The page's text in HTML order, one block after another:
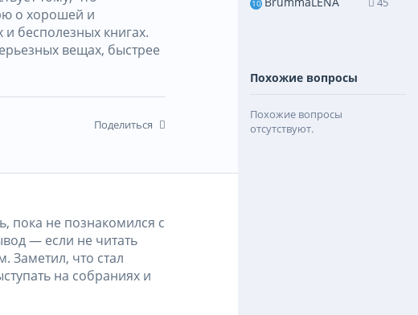
о хорошей и
бесполезных книгах.
вещах, быстрее
Поделиться
пока не познакомился с
— если не читать
Заметил, что стал
на собраниях и
10
Похожие вопросы
Похожие вопросы
отсутствуют.